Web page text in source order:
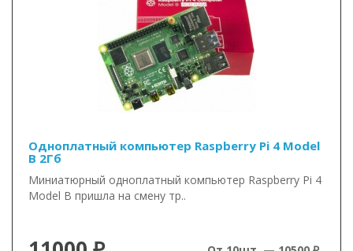
Одноплатный компьютер Raspberry Pi 4 Model
B 2Гб
Миниатюрный одноплатный компьютер Raspberry Pi 4
Model B пришла на смену тр..